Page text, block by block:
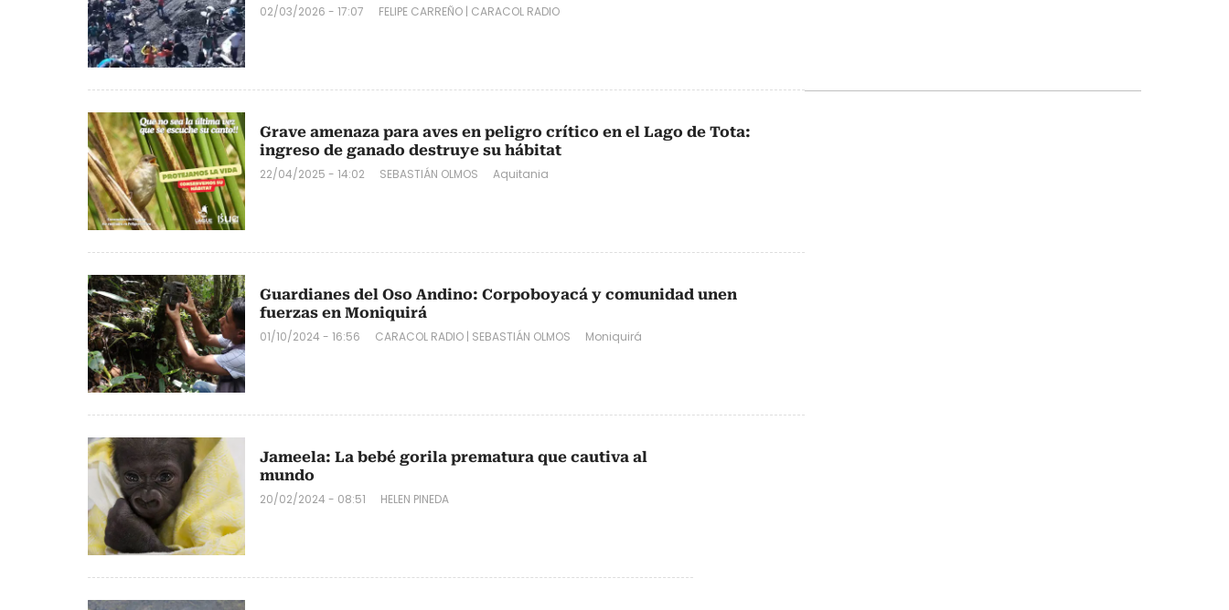
02/03/2026 - 17:07 FELIPE CARREÑO | CARACOL RADIO
Grave amenaza para aves en peligro crítico en el Lago de Tota:
ingreso de ganado destruye su hábitat
22/04/2025 - 14:02 SEBASTIÁN OLMOS Aquitania
Guardianes del Oso Andino: Corpoboyacá y comunidad unen
fuerzas en Moniquirá
01/10/2024 - 16:56 CARACOL RADIO | SEBASTIÁN OLMOS Moniquirá
Jameela: La bebé gorila prematura que cautiva al
mundo
20/02/2024 - 08:51 HELEN PINEDA